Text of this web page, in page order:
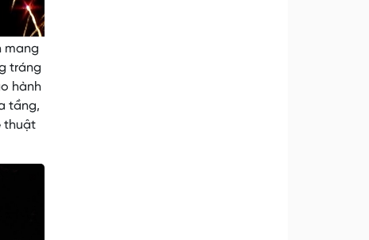
mang
tráng
hành
tầng,
thuật